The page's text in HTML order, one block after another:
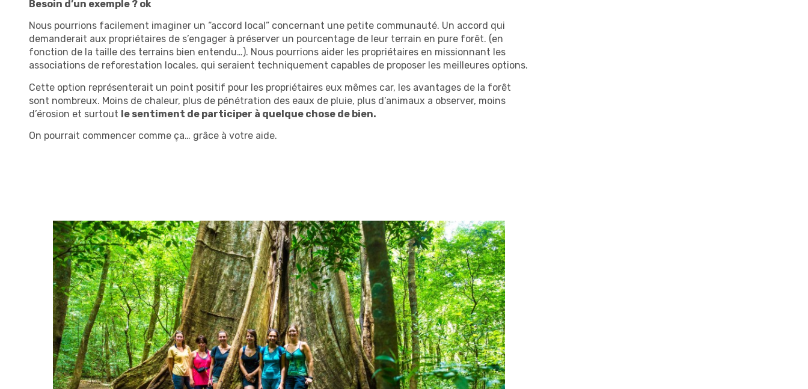
Besoin d’un exemple ? ok
Nous pourrions facilement imaginer un “accord local” concernant une petite communauté. Un accord qui
demanderait aux propriétaires de s’engager à préserver un pourcentage de leur terrain en pure forêt. (en
fonction de la taille des terrains bien entendu…). Nous pourrions aider les propriétaires en missionnant les
associations de reforestation locales, qui seraient techniquement capables de proposer les meilleures options.
Cette option représenterait un point positif pour les propriétaires eux mêmes car, les avantages de la forêt
sont nombreux. Moins de chaleur, plus de pénétration des eaux de pluie, plus d’animaux a observer, moins
d’érosion et surtout le sentiment de participer à quelque chose de bien.
On pourrait commencer comme ça… grâce à votre aide.